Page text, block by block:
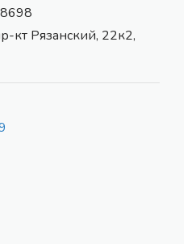
кт Рязанский, 22к2,